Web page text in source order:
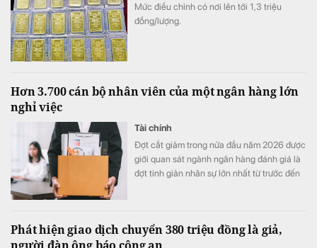
Mức điều chỉnh có nơi lên tới 1,3 triệu
đồng/lượng.
Hơn 3.700 cán bộ nhân viên của một ngân hàng lớn
nghỉ việc
Tài chính
Đợt cắt giảm trong nửa đầu năm 2026 được
giới quan sát ngành ngân hàng đánh giá là
đợt tinh giản nhân sự lớn nhất từ trước đến
Phát hiện giao dịch chuyển 380 triệu đồng là giả,